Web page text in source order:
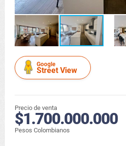
Google
Street View
Precio de venta
$1.700.000.000
Pesos Colombianos